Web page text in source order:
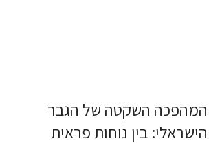
המהפכה השקטה של הגבר
הישראלי: בין נוחות פראית